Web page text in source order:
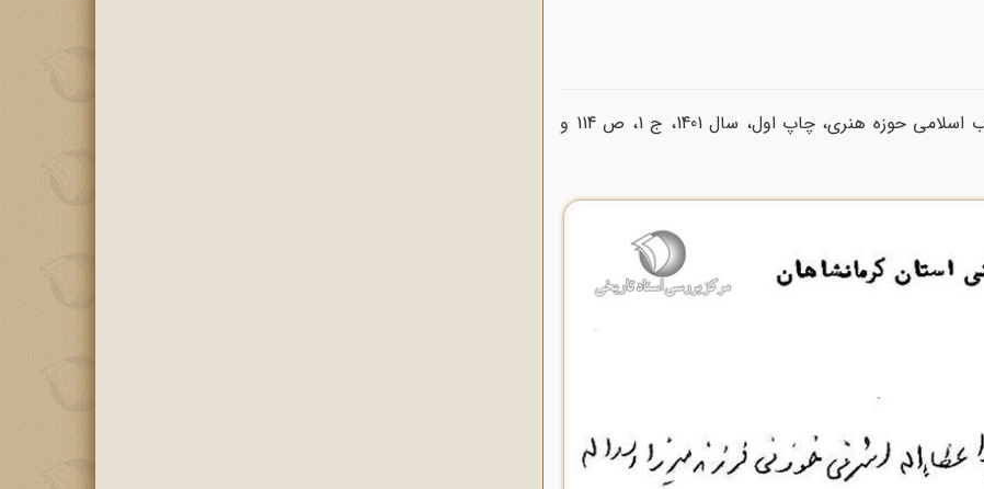
. دانشنامه زندان سیاسی، دفتر ادبیات انقلاب اسلامی حوزه هنری، چاپ اول، سال 1401، ج 1، ص 114 و